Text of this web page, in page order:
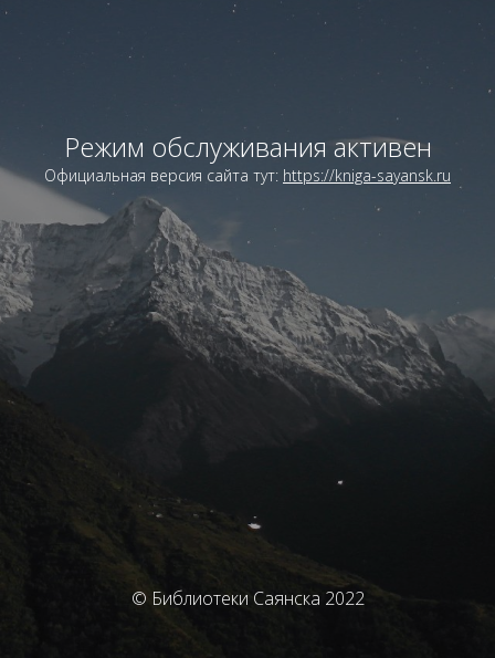
Режим обслуживания активен
Официальная версия сайта тут: https://kniga-sayansk.ru
© Библиотеки Саянска 2022